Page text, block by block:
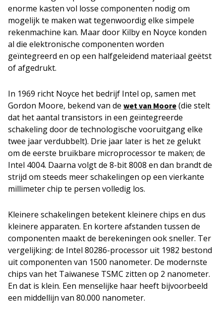
enorme kasten vol losse componenten nodig om
mogelijk te maken wat tegenwoordig elke simpele
rekenmachine kan. Maar door Kilby en Noyce konden
al die elektronische componenten worden
geïntegreerd en op een halfgeleidend materiaal geëtst
of afgedrukt.
In 1969 richt Noyce het bedrijf Intel op, samen met
Gordon Moore, bekend van de wet van Moore (die stelt
dat het aantal transistors in een geïntegreerde
schakeling door de technologische vooruitgang elke
twee jaar verdubbelt). Drie jaar later is het ze gelukt
om de eerste bruikbare microprocessor te maken; de
Intel 4004. Daarna volgt de 8-bit 8008 en dan brandt de
strijd om steeds meer schakelingen op een vierkante
millimeter chip te persen volledig los.
Kleinere schakelingen betekent kleinere chips en dus
kleinere apparaten. En kortere afstanden tussen de
componenten maakt de berekeningen ook sneller. Ter
vergelijking: de Intel 80286-processor uit 1982 bestond
uit componenten van 1500 nanometer. De modernste
chips van het Taiwanese TSMC zitten op 2 nanometer.
En dat is klein. Een menselijke haar heeft bijvoorbeeld
een middellijn van 80.000 nanometer.